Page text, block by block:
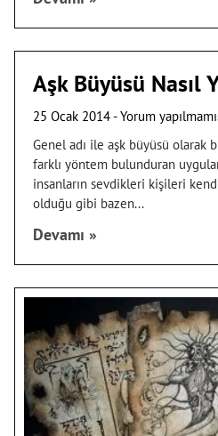
Aşk Büyüsü Nasıl
25 Ocak 2014 Yorum
Genel adı ile aşk büyüsü
farklı yöntem bulunduran
insanların sevdikleri kişileri
olduğu gibi bazen
Devamı »